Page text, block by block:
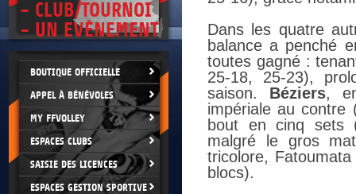
- CLUB/TOURNOI
- UN EVÈNEMENT
BOUTIQUE OFFICIELLE
APPEL À BÉNÉVOLES
MY FFVOLLEY
ESPACES CLUBS
SAISIE DES LICENCES
ESPACES GESTION SPORTIVE
Dans les quatre
balance a penché
toutes gagné :
25-18, 25-23),
saison. Béziers,
impériale au
bout en cinq sets
malgré le gros
tricolore,
blocs).